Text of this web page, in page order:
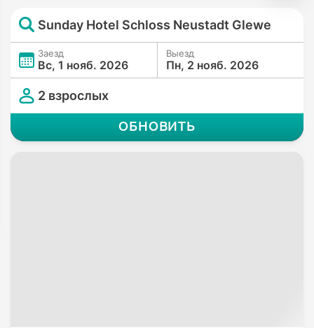
Sunday Hotel Schloss Neustadt Glewe
Заезд
Вс, 1 нояб. 2026
Выезд
Пн, 2 нояб. 2026
2 взрослых
ОБНОВИТЬ